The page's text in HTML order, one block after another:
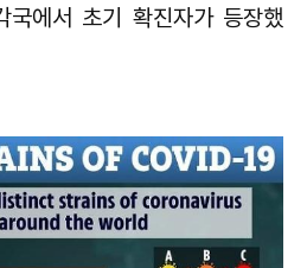
에서 초기 확진자가 등장했